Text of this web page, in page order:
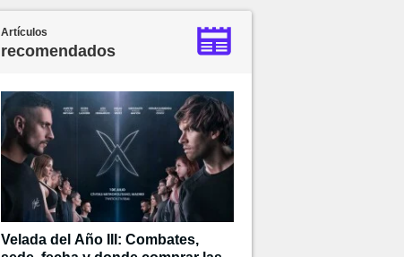
Artículos
recomendados
Velada del Año III: Combates,